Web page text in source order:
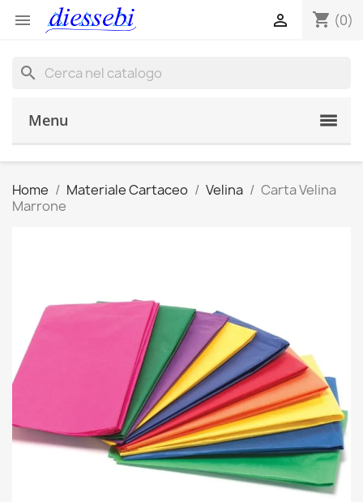
 shopping_cart (0)

search
Menu
Home Materiale Cartaceo Velina
Carta Velina
Marrone